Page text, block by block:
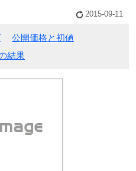
2015-09-11
公開価格と初値
結果